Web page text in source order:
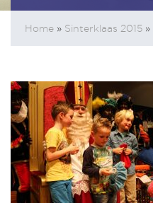
Home » Sinterklaas 2015 »